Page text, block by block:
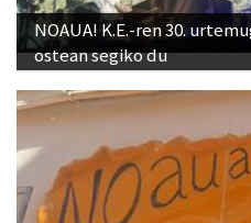
NOAUA! K.E.-ren 30.
ostean segiko du